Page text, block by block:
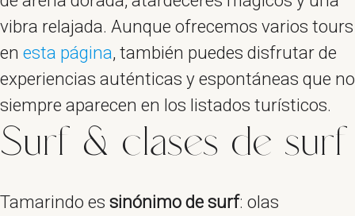
vibra relajada. Aunque ofrecemos varios tours
en esta página, también puedes disfrutar de
experiencias auténticas y espontáneas que no
siempre aparecen en los listados turísticos.
Surf & clases de surf
Tamarindo es sinónimo de surf: olas